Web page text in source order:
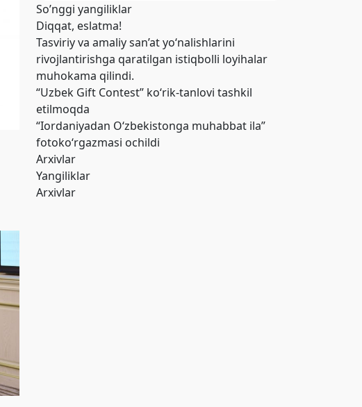
So’nggi yangiliklar
Diqqat, eslatma!
Tasviriy va amaliy san’at yo‘nalishlarini
rivojlantirishga qaratilgan istiqbolli loyihalar
muhokama qilindi.
“Uzbek Gift Contest” ko‘rik-tanlovi tashkil
etilmoqda
“Iordaniyadan O‘zbekistonga muhabbat ila”
fotoko‘rgazmasi ochildi
Arxivlar
Yangiliklar
Arxivlar